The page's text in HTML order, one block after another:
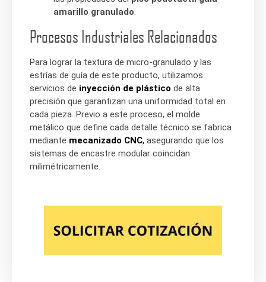
amarillo granulado.
Procesos Industriales Relacionados
Para lograr la textura de micro-granulado y las
estrías de guía de este producto, utilizamos
servicios de inyección de plástico de alta
precisión que garantizan una uniformidad total en
cada pieza. Previo a este proceso, el molde
metálico que define cada detalle técnico se fabrica
mediante mecanizado CNC, asegurando que los
sistemas de encastre modular coincidan
milimétricamente.